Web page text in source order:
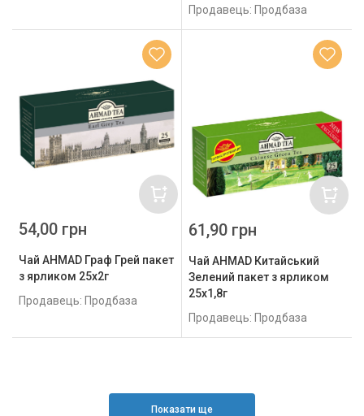
Продавець: Продбаза
Чай AHMAD Граф Грей пакет
з ярликом 25х2г
Продавець: Продбаза
54,00 грн
Чай AHMAD Китайський
Зелений пакет з ярликом
25х1,8г
Продавець: Продбаза
61,90 грн
Показати ще